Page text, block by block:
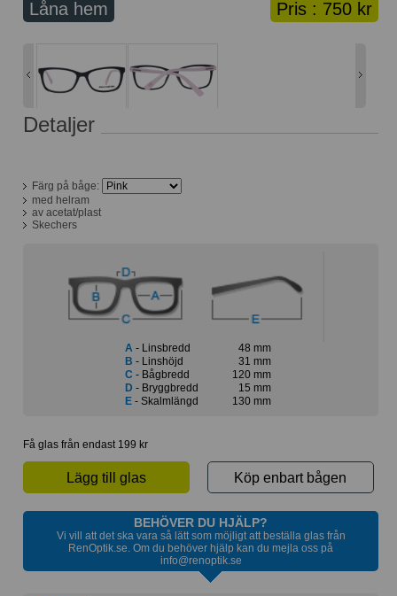
Lånekorg: 0 bågar
Pris : 750 kr
Låna hem
Detaljer
Färg på båge:
med helram
av acetat/plast
Skechers
A - Linsbredd
48 mm
B - Linshöjd
31 mm
C - Bågbredd
120 mm
D - Bryggbredd
15 mm
E- Skalmlängd 130 mm
Få glas från endast 199 kr
Lägg till glas Köp enbart bågen
BEHÖVER DU HJÄLP?
Vi vill att det ska vara så lätt som möjligt att beställa glas från
RenOptik.se. Om du behöver hjälp kan du mejla oss på
info@renoptik.se